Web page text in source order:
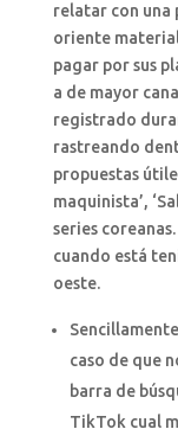
relatar con una
oriente
pagar por sus
a de mayor
registrado
rastreando
propuestas
maquinista’,
series
cuando está
oeste.
caso de que
barra de
TikTok cual